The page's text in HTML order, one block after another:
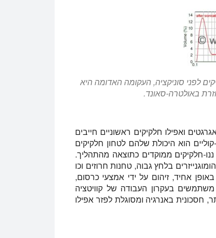
לפני סוניקציה, העקומה האדומה היא
באולטרה-סאונד.
ואפילו חלקיקים ראשוניים חייבים
הוא היכולת שלהם לטחון חלקיקים
חלקיקים ממוקדים כתוצאה מהתהליך.
בלחץ גבוה, טחנות חרוזים וכו
אחיד, זיהום על ידי אמצעי כרסום,
משתמשים בעקרון העבודה של קוויטציה
חסכונית באנרגיה ומסוגלת לפזר אפילו